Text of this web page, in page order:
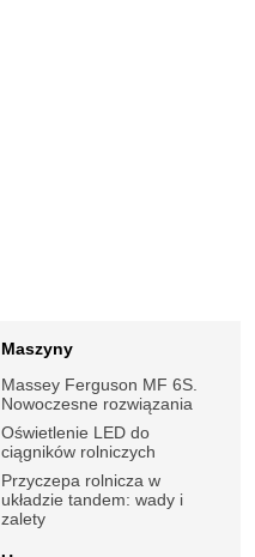
Maszyny
Massey Ferguson MF 6S.
Nowoczesne rozwiązania
Oświetlenie LED do
ciągników rolniczych
Przyczepa rolnicza w
układzie tandem: wady i
zalety